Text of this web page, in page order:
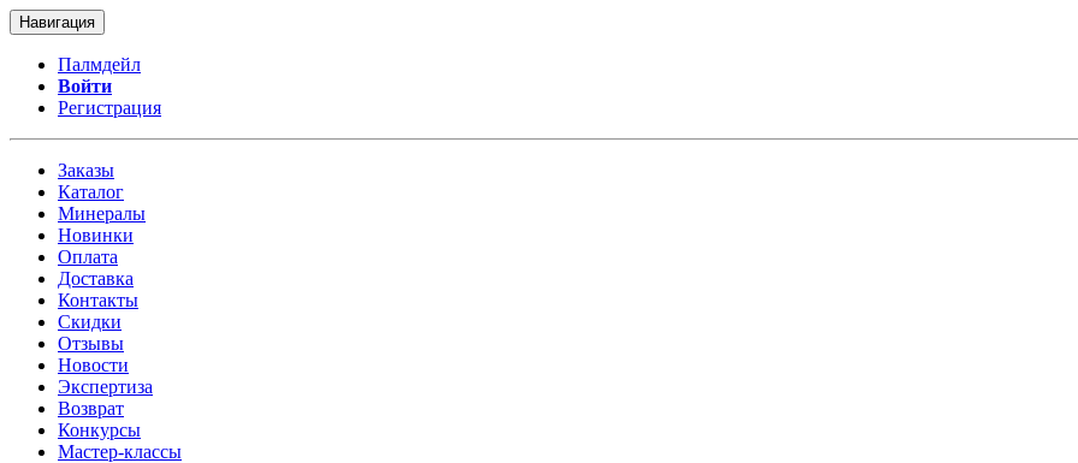
Навигация
Палмдейл
Войти
Регистрация
Заказы
Каталог
Минералы
Новинки
Оплата
Доставка
Контакты
Скидки
Отзывы
Новости
Экспертиза
Возврат
Конкурсы
Мастер-классы